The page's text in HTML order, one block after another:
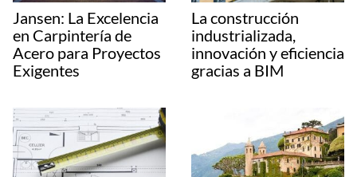
Jansen: La Excelencia
en Carpintería de
Acero para Proyectos
Exigentes
La construcción
industrializada,
innovación y eficiencia
gracias a BIM